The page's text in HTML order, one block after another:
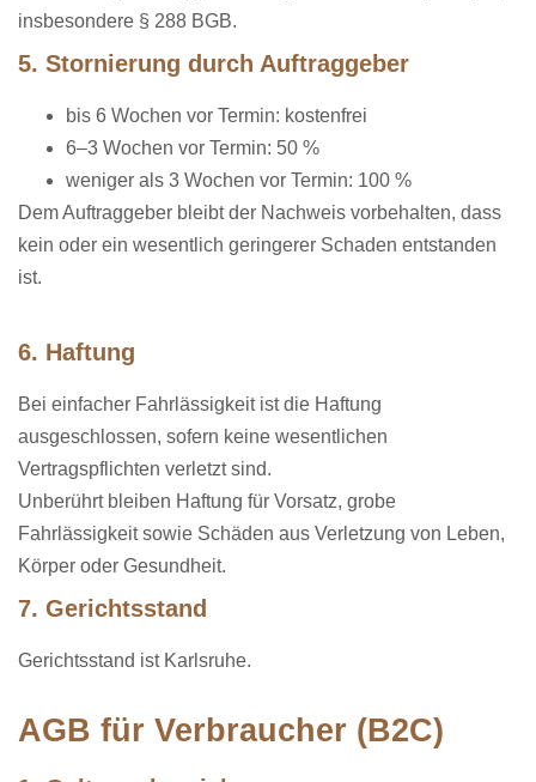
insbesondere § 288 BGB.
5. Stornierung durch Auftraggeber
bis 6 Wochen vor Termin: kostenfrei
6–3 Wochen vor Termin: 50 %
weniger als 3 Wochen vor Termin: 100 %
Dem Auftraggeber bleibt der Nachweis vorbehalten, dass
kein oder ein wesentlich geringerer Schaden entstanden
ist.
6. Haftung
Bei einfacher Fahrlässigkeit ist die Haftung
ausgeschlossen, sofern keine wesentlichen
Vertragspflichten verletzt sind.
Unberührt bleiben Haftung für Vorsatz, grobe
Fahrlässigkeit sowie Schäden aus Verletzung von Leben,
Körper oder Gesundheit.
7. Gerichtsstand
Gerichtsstand ist Karlsruhe.
AGB für Verbraucher (B2C)